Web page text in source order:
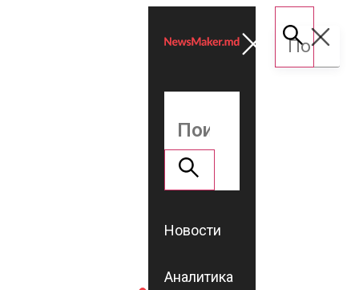
Новости
Аналитика